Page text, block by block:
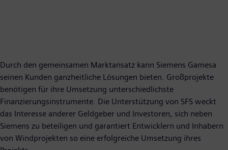
Durch den gemeinsamen Marktansatz kann Siemens Gamesa
seinen Kunden ganzheitliche Lösungen bieten. Großprojekte
benötigen für ihre Umsetzung unterschiedlichste
Finanzierungsinstrumente. Die Unterstützung von SFS weckt
das Interesse anderer Geldgeber und Investoren, sich neben
Siemens zu beteiligen und garantiert Entwicklern und Inhabern
von Windprojekten so eine erfolgreiche Umsetzung ihres